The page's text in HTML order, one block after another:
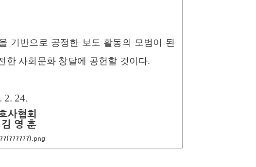
기반으로 공정한 보도 활동의 모범이 된
한 사회문화 창달에 공헌할 것이다.​
2. 24.
사협회
영 훈​